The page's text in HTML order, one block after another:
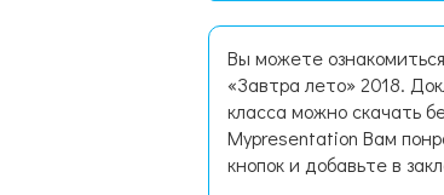
Вы можете
«Завтра лето» 2018.
класса можно скачать
Mypresentation Вам
кнопок и добавьте в